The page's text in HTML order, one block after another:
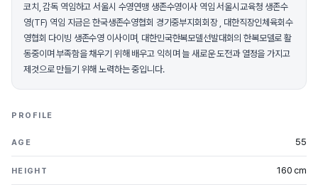
코치, 감독 역임하고 서울시 수영연맹 생존수영이사 역임 서울시교육청 생존수
영(TF) 역임 지금은 한국생존수영협회 경기중부지회회장 , 대한직장인체육회수
영협회 다이빙 생존수영 이사이며, 대한민국한복모델선발대회의 한복모델로 활
동중이며 부족함을 채우기 위해 배우고 익히며 늘 새로운 도전과 열정을 가지고
제것으로 만들기 위해 노력하는 중입니다.
PROFILE
AGE 55
HEIGHT 160 cm